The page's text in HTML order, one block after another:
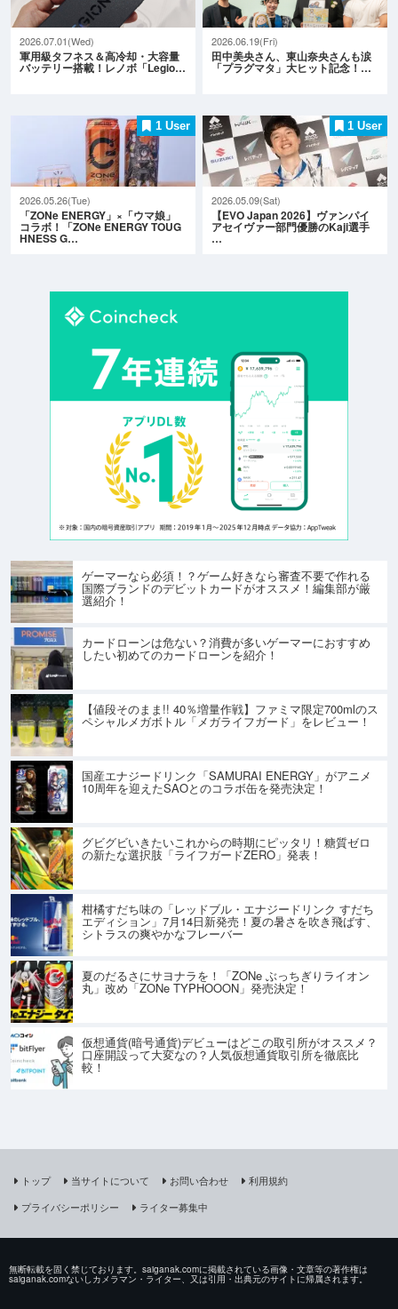
2026.07.01(Wed)
軍用級タフネス＆高冷却・大容量
バッテリー搭載！レノボ「Legio…
2026.06.19(Fri)
田中美央さん、東山奈央さんも涙
「プラグマタ」大ヒット記念！…
1 User
2026.05.26(Tue)
「ZONe ENERGY」×「ウマ娘」
コラボ！「ZONe ENERGY TOUG
HNESS G…
1 User
2026.05.09(Sat)
【EVO Japan 2026】ヴァンパイ
アセイヴァー部門優勝のKaji選手
…
ゲーマーなら必須！？ゲーム好きなら審査不要で作れる
国際ブランドのデビットカードがオススメ！編集部が厳
選紹介！
カードローンは危ない？消費が多いゲーマーにおすすめ
したい初めてのカードローンを紹介！
【値段そのまま!! 40％増量作戦】ファミマ限定700mlのス
ペシャルメガボトル「メガライフガード」をレビュー！
国産エナジードリンク「SAMURAI ENERGY」がアニメ
10周年を迎えたSAOとのコラボ缶を発売決定！
グビグビいきたいこれからの時期にピッタリ！糖質ゼロ
の新たな選択肢「ライフガードZERO」発表！
柑橘すだち味の「レッドブル・エナジードリンク すだち
エディション」7月14日新発売！夏の暑さを吹き飛ばす、
シトラスの爽やかなフレーバー
夏のだるさにサヨナラを！「ZONe ぶっちぎりライオン
丸」改め「ZONe TYPHOOON」発売決定！
仮想通貨(暗号通貨)デビューはどこの取引所がオススメ？
口座開設って大変なの？人気仮想通貨取引所を徹底比
較！
トップ 当サイトについて お問い合わせ
利用規約
プライバシーポリシー
ライター募集中
無断転載を固く禁じております。saiganak.comに掲載されている画像・文章等の著作権は
saiganak.comないしカメラマン・ライター、又は引用・出典元のサイトに帰属されます。